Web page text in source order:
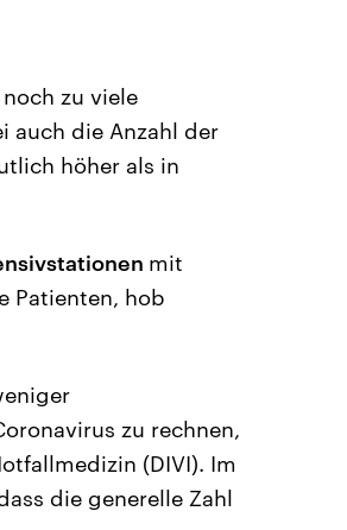
zu viele
auch die Anzahl der
höher als in
mit
Patienten, hob
zu rechnen,
(DIVI). Im
die generelle Zahl